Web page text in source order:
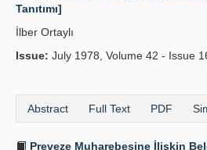
Tanıtımı]
İlber Ortaylı
Issue: July 1978, Volume 42 - Issue
Abstract Full Text PDF
Preveze Muharebesine İlişkin